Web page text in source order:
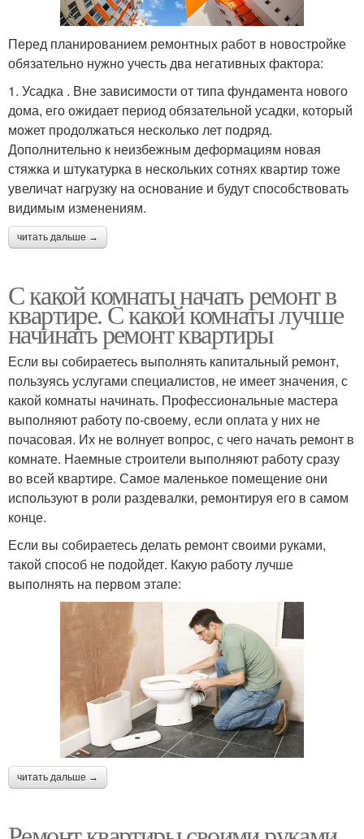
Перед планированием ремонтных работ в новостройке
обязательно нужно учесть два негативных фактора:
1. Усадка . Вне зависимости от типа фундамента нового
дома, его ожидает период обязательной усадки, который
может продолжаться несколько лет подряд.
Дополнительно к неизбежным деформациям новая
стяжка и штукатурка в нескольких сотнях квартир тоже
увеличат нагрузку на основание и будут способствовать
видимым изменениям.
читать дальше →
С какой комнаты начать ремонт в
квартире. С какой комнаты лучше
начинать ремонт квартиры
Если вы собираетесь выполнять капитальный ремонт,
пользуясь услугами специалистов, не имеет значения, с
какой комнаты начинать. Профессиональные мастера
выполняют работу по-своему, если оплата у них не
почасовая. Их не волнует вопрос, с чего начать ремонт в
комнате. Наемные строители выполняют работу сразу
во всей квартире. Самое маленькое помещение они
используют в роли раздевалки, ремонтируя его в самом
конце.
Если вы собираетесь делать ремонт своими руками,
такой способ не подойдет. Какую работу лучше
выполнять на первом этапе:
читать дальше →